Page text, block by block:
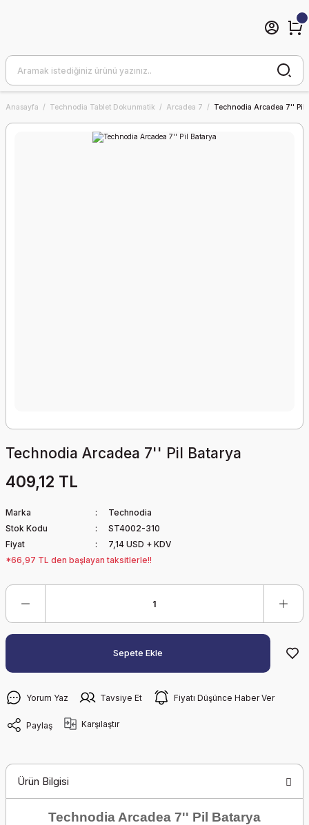
Anasayfa Technodia Tablet Dokunmatik Arcadea 7 Technodia Arcadea 7'' Pil
Technodia Arcadea 7'' Pil Batarya
409,12 TL
Marka
Technodia
Stok Kodu
ST4002-310
Fiyat
7,14 USD + KDV
*66,97 TL den başlayan taksitlerle!!
Sepete Ekle
Yorum Yaz Tavsiye Et Fiyatı Düşünce Haber Ver
Paylaş Karşılaştır
Ürün Bilgisi
Technodia Arcadea 7'' Pil Batarya